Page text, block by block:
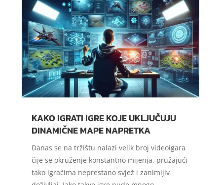
KAKO IGRATI IGRE KOJE UKLJUČUJU
DINAMIČNE MAPE NAPRETKA
Danas se na tržištu nalazi velik broj videoigara
čije se okruženje konstantno mijenja, pružajući
tako igračima neprestano svjež i zanimljiv